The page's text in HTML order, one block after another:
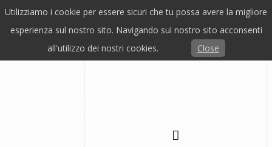
GESUALDO CONSORT OF GESUALDO,
CONCERTO DIRETTO DA MARCO
GESUALDO CONSORT OF GESUALDO,
CONCERTO DIRETTO DA MARCO BERRINI.
Utilizziamo i cookie per essere sicuri che tu possa avere la migliore
esperienza sul nostro sito. Navigando sul nostro sito acconsenti
all'utilizzo dei nostri cookies.
Close